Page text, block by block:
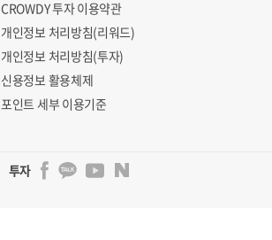
CROWDY 투자 이용약관
개인정보 처리방침(리워드)
개인정보 처리방침(투자)
신용정보 활용체제
포인트 세부 이용기준
투자